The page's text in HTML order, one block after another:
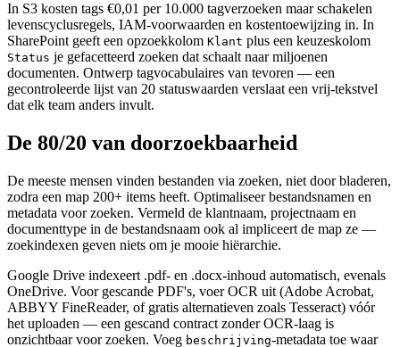
In S3 kosten tags €0,01 per 10.000 tagverzoeken maar schakelen
levenscyclusregels, IAM-voorwaarden en kostentoewijzing in. In
SharePoint geeft een opzoekkolom Klant plus een keuzeskolom
Status je gefacetteerd zoeken dat schaalt naar miljoenen
documenten. Ontwerp tagvocabulaires van tevoren — een
gecontroleerde lijst van 20 statuswaarden verslaat een vrij-tekstvel
dat elk team anders invult.
De 80/20 van doorzoekbaarheid
De meeste mensen vinden bestanden via zoeken, niet door bladeren,
zodra een map 200+ items heeft. Optimaliseer bestandsnamen en
metadata voor zoeken. Vermeld de klantnaam, projectnaam en
documenttype in de bestandsnaam ook al impliceert de map ze —
zoekindexen geven niets om je mooie hiërarchie.
Google Drive indexeert .pdf- en .docx-inhoud automatisch, evenals
OneDrive. Voor gescande PDF's, voer OCR uit (Adobe Acrobat,
ABBYY FineReader, of gratis alternatieven zoals Tesseract) vóór
het uploaden — een gescand contract zonder OCR-laag is
onzichtbaar voor zoeken. Voeg beschrijving-metadata toe waar